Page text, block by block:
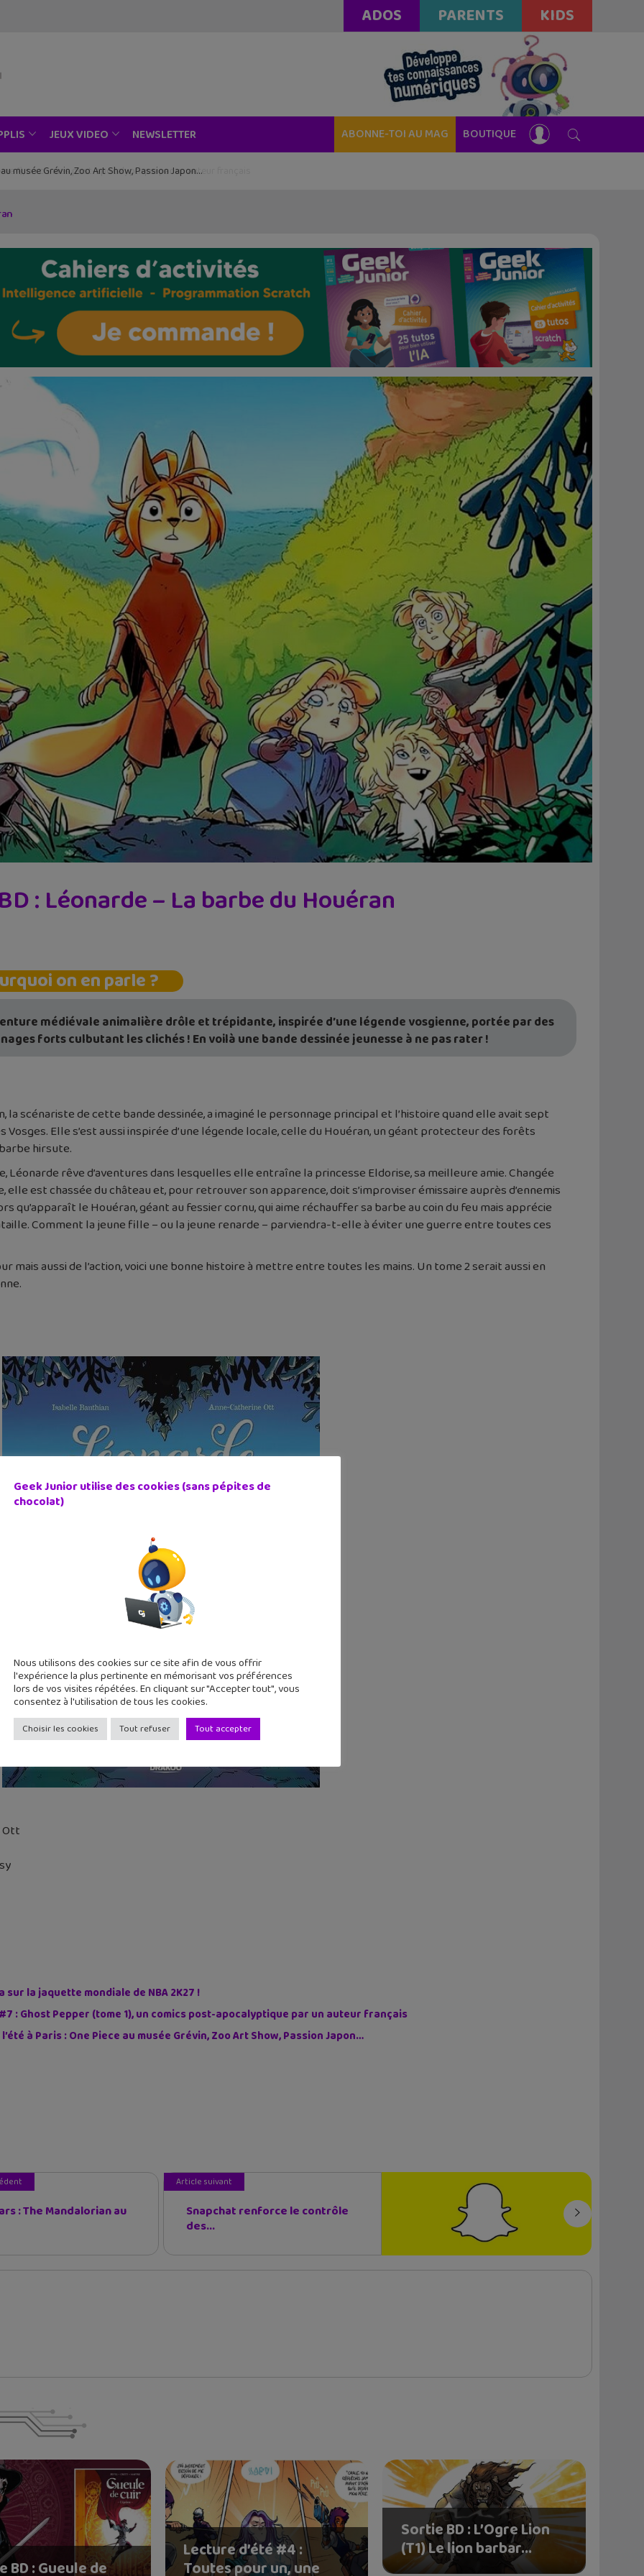
ADOS PARENTS KIDS
JEUX VIDEO NEWSLETTER ABONNE-TOI AU MAG BOUTIQUE
musée Grévin, Zoo Art Show, Passion Japon…
: Léonarde – La barbe du Houéran
on en parle ?
médiévale animalière drôle et trépidante, inspirée d’une légende vosgienne, portée par des
forts culbutant les clichés ! En voilà une bande dessinée jeunesse à ne pas rater !
scénariste de cette bande dessinée, a imaginé le personnage principal et l’histoire quand elle avait sept
Vosges. Elle s’est aussi inspirée d’une légende locale, celle du Houéran, un géant protecteur des forêts
hirsute.
rêve d’aventures dans lesquelles elle entraîne la princesse Eldorise, sa meilleure amie. Changée
est chassée du château et, pour retrouver son apparence, doit s’improviser émissaire auprès d’ennemis
qu’apparaît le Houéran, géant au fessier cornu, qui aime réchauffer sa barbe au coin du feu mais apprécie
Comment la jeune fille – ou la jeune renarde – parviendra-t-elle à éviter une guerre entre toutes ces
mais aussi de l’action, voici une bonne histoire à mettre entre toutes les mains. Un tome 2 serait aussi en
Ott
sur la jaquette mondiale de NBA 2K27 !
: Ghost Pepper (tome 1), un comics post-apocalyptique par un auteur français
à Paris : One Piece au musée Grévin, Zoo Art Show, Passion Japon…
: The Mandalorian au
Article suivant
Snapchat renforce le contrôle
des...
BD : Gueule de
Lecture d’été #4 :
Toutes pour un, une
Sortie BD : L’Ogre Lion
(T1) Le lion barbar...
Geek Junior utilise des cookies (sans pépites de
chocolat)
Nous utilisons des cookies sur ce site afin de vous offrir
l'expérience la plus pertinente en mémorisant vos préférences
lors de vos visites répétées. En cliquant sur "Accepter tout", vous
consentez à l'utilisation de tous les cookies.
Choisir les cookies Tout refuser Tout accepter